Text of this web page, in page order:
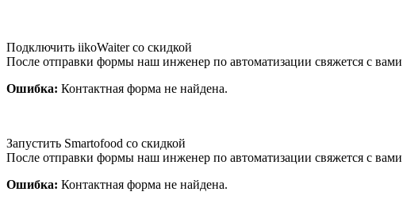
Подключить iikoWaiter со скидкой
После отправки формы наш инженер по автоматизации свяжется с вами
Ошибка: Контактная форма не найдена.
Запустить Smartofood со скидкой
После отправки формы наш инженер по автоматизации свяжется с вами
Ошибка: Контактная форма не найдена.